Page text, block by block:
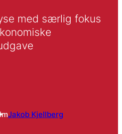
med særlig fokus
Jakob Kjellberg